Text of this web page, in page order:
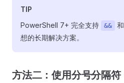
TIP
PowerShell 7+ 完全支持
&& 和
想的长期解决方案。
方法二：使用分号分隔符